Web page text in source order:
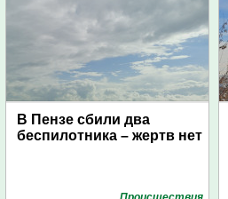
В Пензе сбили два
беспилотника – жертв нет